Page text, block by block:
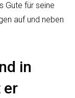
Gute für seine
auf und neben
in
er